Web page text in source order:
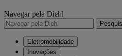
Navegar pela Diehl
Eletromobilidade
Inovações